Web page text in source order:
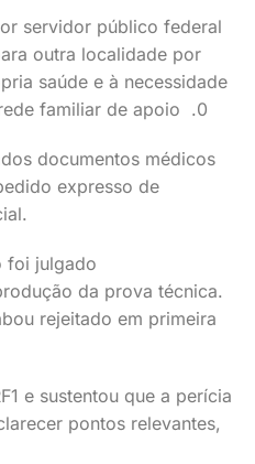
servidor público federal
outra localidade por
saúde e à necessidade
familiar de apoio .0
documentos médicos
expresso de
foi julgado
da prova técnica.
rejeitado em primeira
e sustentou que a perícia
pontos relevantes,